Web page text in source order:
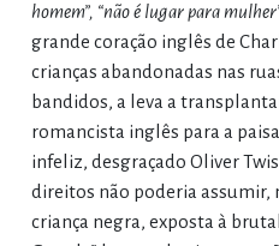
homem”, “não é lugar para
grande coração inglês de
crianças abandonadas nas
bandidos, a leva a
romancista inglês para a
infeliz, desgraçado Oliver
direitos não poderia assumir,
criança negra, exposta à